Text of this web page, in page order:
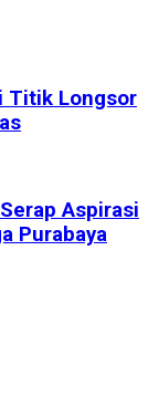
Titik Longsor
Aspirasi
Purabaya